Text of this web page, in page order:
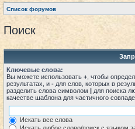
Список форумов
Поиск
Ключевые слова:
Вы можете использовать + , чтобы
результатах, и - для слов, которых в
разделить слова символом | для поиска
качестве шаблона для частичного
Искать все слова